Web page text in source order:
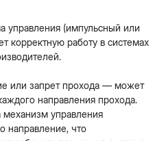
(импульсный или
корректную работу в системах
или запрет прохода — может
направления прохода.
механизм управления
направление, что